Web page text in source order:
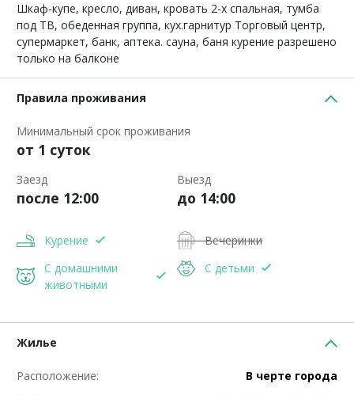
Шкаф-купе, кресло, диван, кровать 2-х спальная, тумба
под ТВ, обеденная группа, кух.гарнитур Торговый центр,
супермаркет, банк, аптека. сауна, баня курение разрешено
только на балконе
Правила проживания
Минимальный срок проживания
от 1 суток
Заезд
после 12:00
Выезд
до 14:00
Курение
Вечеринки
С домашними
животными
С детьми
Жилье
Расположение:
В черте города